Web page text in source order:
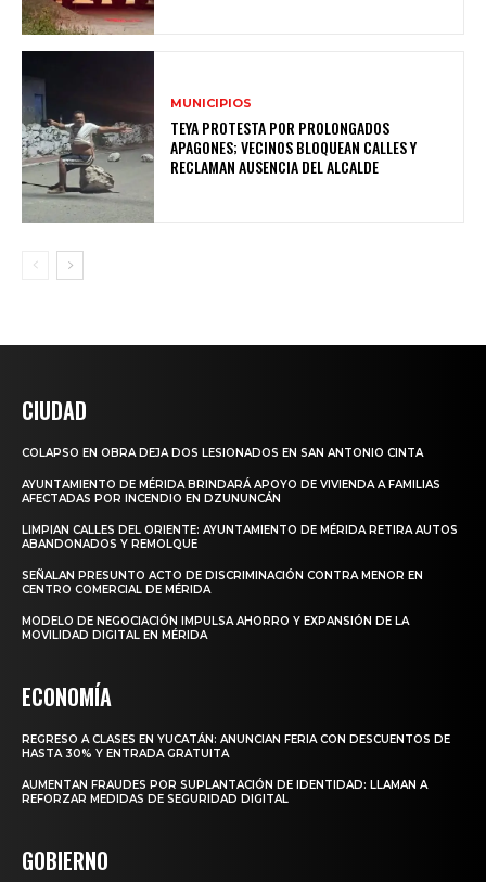
MUNICIPIOS
TEYA PROTESTA POR PROLONGADOS
APAGONES; VECINOS BLOQUEAN CALLES Y
RECLAMAN AUSENCIA DEL ALCALDE
CIUDAD
COLAPSO EN OBRA DEJA DOS LESIONADOS EN SAN ANTONIO CINTA
AYUNTAMIENTO DE MÉRIDA BRINDARÁ APOYO DE VIVIENDA A FAMILIAS
AFECTADAS POR INCENDIO EN DZUNUNCÁN
LIMPIAN CALLES DEL ORIENTE: AYUNTAMIENTO DE MÉRIDA RETIRA AUTOS
ABANDONADOS Y REMOLQUE
SEÑALAN PRESUNTO ACTO DE DISCRIMINACIÓN CONTRA MENOR EN
CENTRO COMERCIAL DE MÉRIDA
MODELO DE NEGOCIACIÓN IMPULSA AHORRO Y EXPANSIÓN DE LA
MOVILIDAD DIGITAL EN MÉRIDA
ECONOMÍA
REGRESO A CLASES EN YUCATÁN: ANUNCIAN FERIA CON DESCUENTOS DE
HASTA 30% Y ENTRADA GRATUITA
AUMENTAN FRAUDES POR SUPLANTACIÓN DE IDENTIDAD: LLAMAN A
REFORZAR MEDIDAS DE SEGURIDAD DIGITAL
GOBIERNO